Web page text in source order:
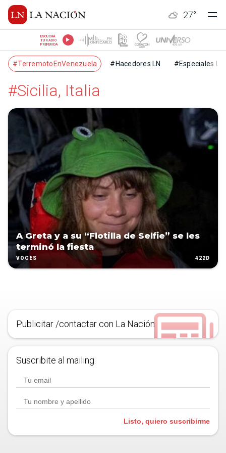
27°
ESCUCHÁ
TU RADIO
PREFERIDA
#TerremotoEnVenezuela #Hacedores LN #Especiales LN
#Sicilia, Italia
A Greta y a su “Flotilla de Selfie” se les
terminó la fiesta
VOCES 422D
Publicitar /contactar con La Nación
Suscribite al mailing.
Listo, quiero suscribirme